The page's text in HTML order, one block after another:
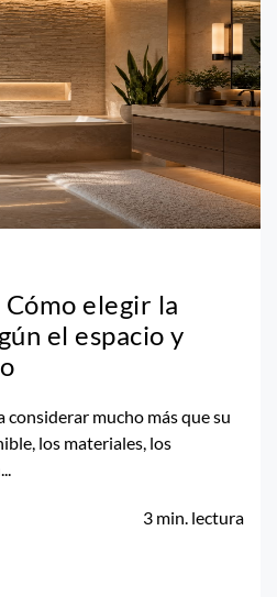
elegir la
el espacio y
considerar mucho más que su
los materiales, los
3 min. lectura